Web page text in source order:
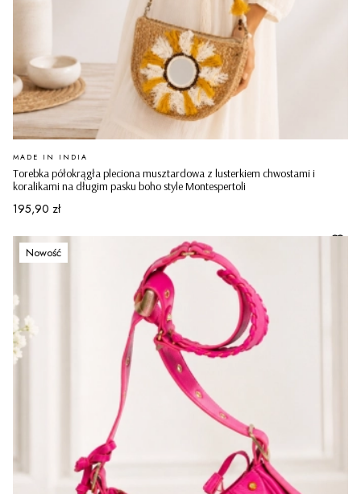
Torebka półokrągła pleciona musztardowa z lusterkiem chwostami i
koralikami na długim pasku boho style Montespertoli
PRODUCENT
MADE IN INDIA
Cena
195,90 zł
Nowość